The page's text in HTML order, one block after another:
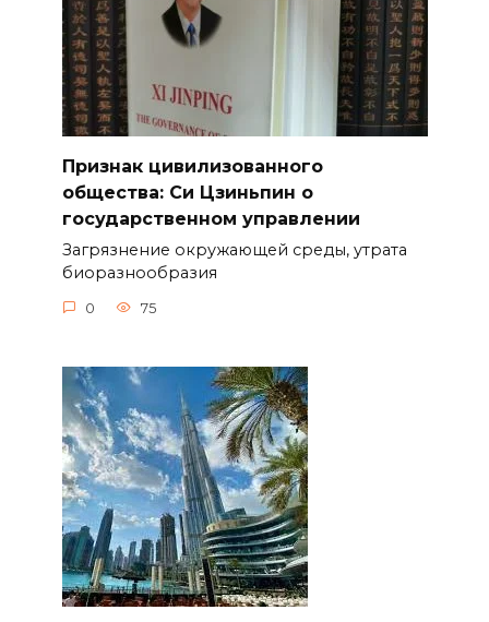
Признак цивилизованного
общества: Си Цзиньпин о
государственном управлении
Загрязнение окружающей среды, утрата
биоразнообразия
0 75